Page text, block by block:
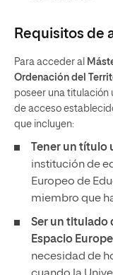
Requisitos de
Para acceder al
Ordenación del
poseer una titulación
de acceso
que incluyen:
Tener un título
institución de
Europeo de
miembro que
Ser un titulado
Espacio
necesidad de